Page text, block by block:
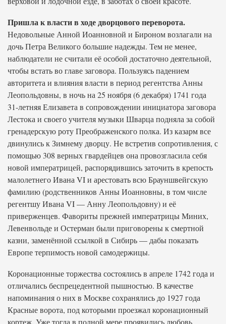
Пришла к власти в ходе дворцового переворота.
Недовольные Анной Иоанновной и Бироном возлагали на
дочь Петра Великого большие надежды. Тем не менее,
наблюдатели не считали её особой достаточно деятельной,
чтобы встать во главе заговора. Пользуясь падением
авторитета и влияния власти в период регентства Анны
Леопольдовны, в ночь на 25 ноября (6 декабря) 1741 года
31-летняя Елизавета в сопровождении инициатора заговора
Лестока и своего учителя музыки Шварца подняла за собой
гренадерскую роту Преображенского полка. Из казарм все
двинулись к Зимнему дворцу. Не встретив сопротивления, с
помощью 308 верных гвардейцев она провозгласила себя
новой императрицей, распорядившись заточить в крепость
малолетнего Ивана VI и арестовать всю Брауншвейгскую
фамилию (родственников Анны Иоанновны, в том числе
регентшу Ивана VI — Анну Леопольдовну) и её
приверженцев. Фавориты прежней императрицы Миних,
Левенвольде и Остерман были приговорены к смертной
казни, заменённой ссылкой в Сибирь — дабы показать
Европе терпимость новой самодержицы.
Коронационные торжества состоялись в апреле 1742 года и
отличались беспрецедентной пышностью. В качестве
напоминания о них в Москве сохранялись до 1927 года
Красные ворота, под которыми проезжал коронационный
кортеж. Уже тогда в полной мере проявились любовь